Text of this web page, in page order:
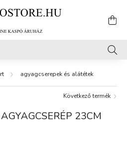
agyagcserepek és alátétek
Következő termék
23CM